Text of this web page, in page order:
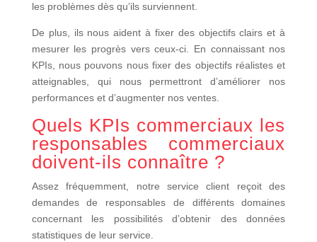
les problèmes dès qu’ils surviennent.
De plus, ils nous aident à fixer des objectifs clairs et à
mesurer les progrès vers ceux-ci. En connaissant nos
KPIs, nous pouvons nous fixer des objectifs réalistes et
atteignables, qui nous permettront d’améliorer nos
performances et d’augmenter nos ventes.
Quels KPIs commerciaux les
responsables commerciaux
doivent-ils connaître ?
Assez fréquemment, notre service client reçoit des
demandes de responsables de différents domaines
concernant les possibilités d’obtenir des données
statistiques de leur service.